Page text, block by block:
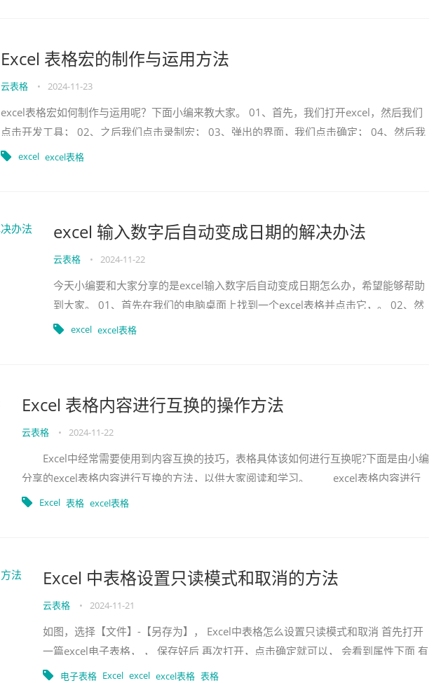
Excel 表格宏的制作与运用方法
云表格 • 2024-11-23
excel表格宏如何制作与运用呢？下面小编来教大家。 01、首先，我们打开excel，然后我们
点击开发工具； 02、之后我们点击录制宏； 03、弹出的界面，我们点击确定； 04、然后我
们进行录制宏
excel excel表格
excel 输入数字后自动变成日期的解决办法
云表格 • 2024-11-22
今天小编要和大家分享的是excel输入数字后自动变成日期怎么办，希望能够帮助
到大家。 01、首先在我们的电脑桌面上找到一个excel表格并点击它，。 02、然
后输入一个数字1，我们发现输入的结果却
excel excel表格
Excel 表格内容进行互换的操作方法
云表格 • 2024-11-22
Excel中经常需要使用到内容互换的技巧，表格具体该如何进行互换呢?下面是由小编
分享的excel表格内容进行互换的方法，以供大家阅读和学习。 excel表格内容进行
互换的方法： 内容互换步
Excel 表格 excel表格
Excel 中表格设置只读模式和取消的方法
云表格 • 2024-11-21
如图，选择【文件】-【另存为】， Excel中表格怎么设置只读模式和取消 首先打开
一篇excel电子表格， ， 保存好后 再次打开，点击确定就可以， 会看到属性下面 有
只读选项，右击–【属性】，。
电子表格 Excel excel excel表格 表格